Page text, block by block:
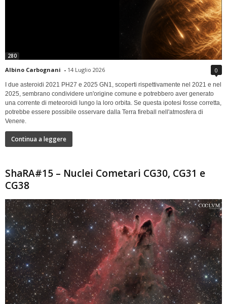
280
Albino Carbognani - 14 Luglio 2026 0
I due asteroidi 2021 PH27 e 2025 GN1, scoperti rispettivamente nel 2021 e nel
2025, sembrano condividere un'origine comune e potrebbero aver generato
una corrente di meteoroidi lungo la loro orbita. Se questa ipotesi fosse corretta,
potrebbe essere possibile osservare dalla Terra fireball nell'atmosfera di
Venere.
Continua a leggere
ShaRA#15 – Nuclei Cometari CG30, CG31 e
CG38